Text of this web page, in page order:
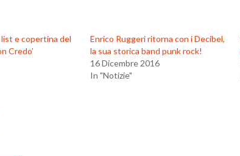
e copertina del
Credo’
Enrico Ruggeri ritorna con i Decibel,
la sua storica band punk rock!
16 Dicembre 2016
In "Notizie"